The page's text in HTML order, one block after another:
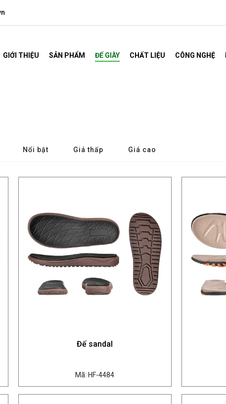
GIỚI THIỆU SẢN PHẨM ĐẾ GIÀY CHẤT LIỆU CÔNG NGHỆ
Nổi bật Giá thấp Giá cao
Đế sandal
Mã: HF-4484